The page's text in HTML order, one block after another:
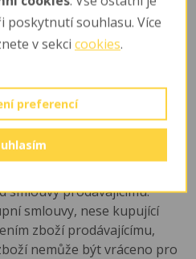
prodávajícím,
v sekci Reklamační řád
od kupní smlouvy může
obchodních podmínek.
kupní smlouvy dle čl. 5.2.
smlouva od počátku
smlouvy prodávajícímu.
smlouvy, nese kupující
zboží prodávajícímu,
nemůže být vráceno pro
poskytnutí souhlasu. Více
v sekci cookies.
preferencí